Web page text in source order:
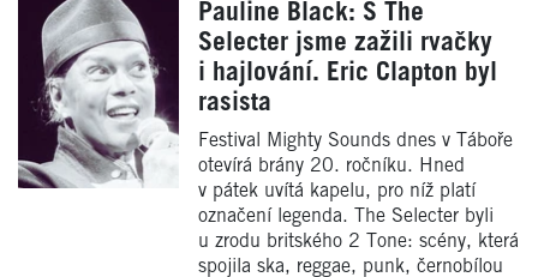
Pauline Black: S The
Selecter jsme zažili rvačky
i hajlování. Eric Clapton byl
rasista
Festival Mighty Sounds dnes v Táboře
otevírá brány 20. ročníku. Hned
v pátek uvítá kapelu, pro níž platí
označení legenda. The Selecter byli
u zrodu britského 2 Tone: scény, která
spojila ska, reggae, punk, černobílou